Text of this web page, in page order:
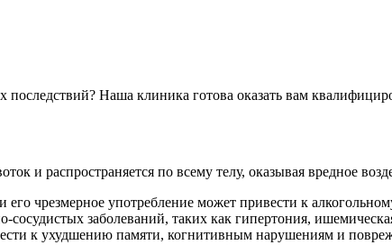
последствий? Наша клиника готова оказать вам
и распространяется по всему телу, оказывая вредное
его чрезмерное употребление может привести к
сосудистых заболеваний, таких как гипертония,
к ухудшению памяти, когнитивным нарушениям и